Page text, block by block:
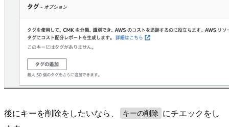
後にキーを削除をしたいなら、 キーの削除
にチエックをし